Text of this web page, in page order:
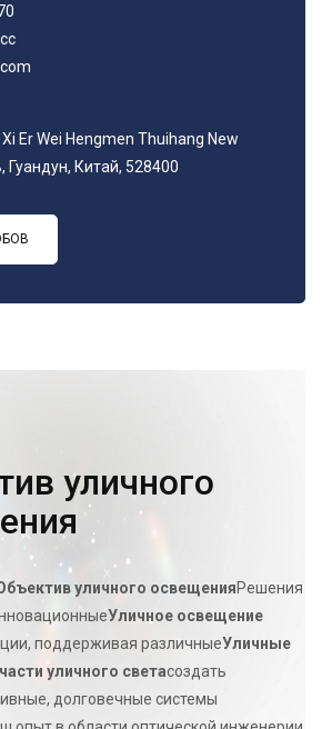
Er Wei Hengmen Thuihang New
Китай, 528400
уличного
уличного освещенияРешения
Уличное освещение
поддерживая различныеУличные
части уличного светасоздать
долговечные системы